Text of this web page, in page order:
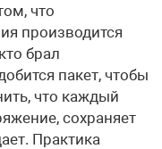
что
производится
брал
пакет, чтобы
что каждый
сохраняет
Практика